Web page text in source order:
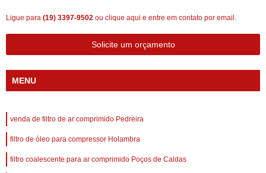
Ligue para (19) 3397-9502 ou clique aqui e entre em contato por email.
Solicite um orçamento
MENU
venda de filtro de ar comprimido Pedreira
filtro de óleo para compressor Holambra
filtro coalescente para ar comprimido Poços de Caldas